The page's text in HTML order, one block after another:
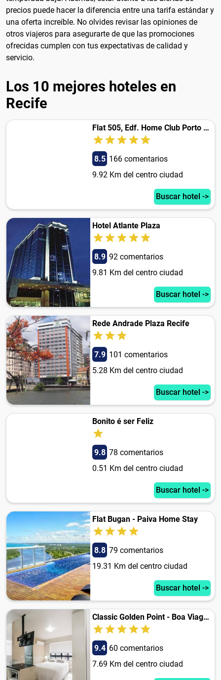
precios puede hacer la diferencia entre una tarifa estándar y
una oferta increíble. No olvides revisar las opiniones de
otros viajeros para asegurarte de que las promociones
ofrecidas cumplen con tus expectativas de calidad y
servicio.
Los 10 mejores hoteles en
Recife
Flat 505, Edf. Home Club Porto Mar
8.5 166 comentarios
9.92 Km del centro ciudad
Buscar hotel ->
Hotel Atlante Plaza
8.9 92 comentarios
9.81 Km del centro ciudad
Buscar hotel ->
Rede Andrade Plaza Recife
7.9 101 comentarios
5.28 Km del centro ciudad
Buscar hotel ->
Bonito é ser Feliz
9.8 78 comentarios
0.51 Km del centro ciudad
Buscar hotel ->
Flat Bugan - Paiva Home Stay
8.8 79 comentarios
19.31 Km del centro ciudad
Buscar hotel ->
Classic Golden Point - Boa Viagem
9.4 60 comentarios
7.69 Km del centro ciudad